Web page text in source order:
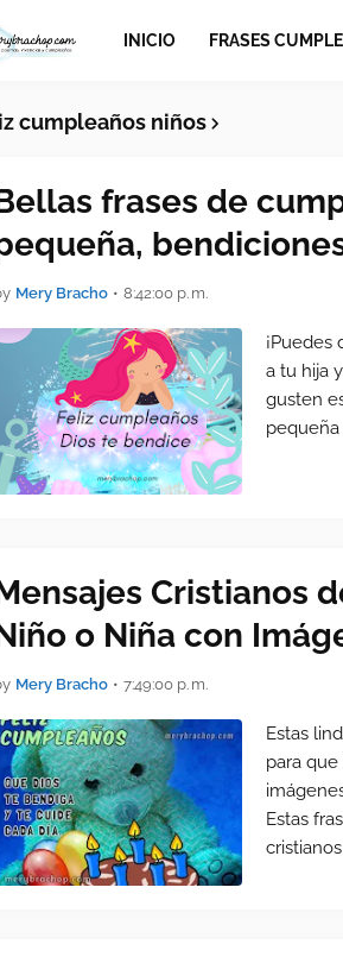
INICIO FRASES
cumpleaños niños
frases de
Mery Bracho • 8:42:00 p. m.
a tu hija
gusten
pequeña
Cristianos
o Niña con
Mery Bracho • 7:49:00 p. m.
Estas
para
Estas